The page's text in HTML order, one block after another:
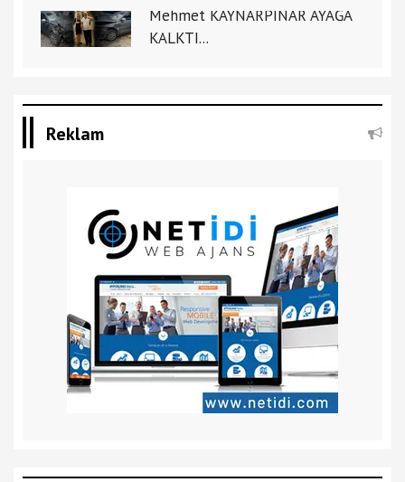
Mehmet KAYNARPINAR AYAĞA
KALKTI...
Reklam